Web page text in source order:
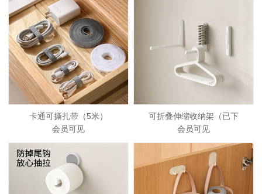
卡通可撕扎带（5米）
会员可见
可折叠伸缩收纳架（已下
会员可见